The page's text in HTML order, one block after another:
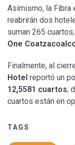
Asimismo, la Fibra
reabrirán dos
suman 265
One
Finalmente, al
Hotel reportó un
12,5581 cuartos;
cuartos están en
TAGS